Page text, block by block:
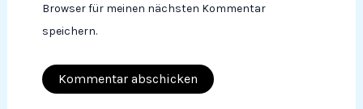
Browser für meinen nächsten Kommentar
speichern.